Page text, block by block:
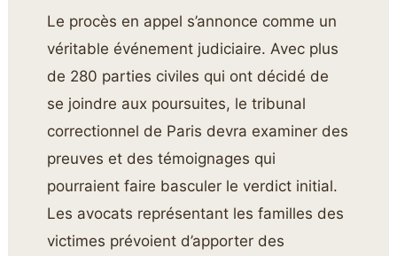
Le procès en appel s’annonce comme un
véritable événement judiciaire. Avec plus
de 280 parties civiles qui ont décidé de
se joindre aux poursuites, le tribunal
correctionnel de Paris devra examiner des
preuves et des témoignages qui
pourraient faire basculer le verdict initial.
Les avocats représentant les familles des
victimes prévoient d’apporter des